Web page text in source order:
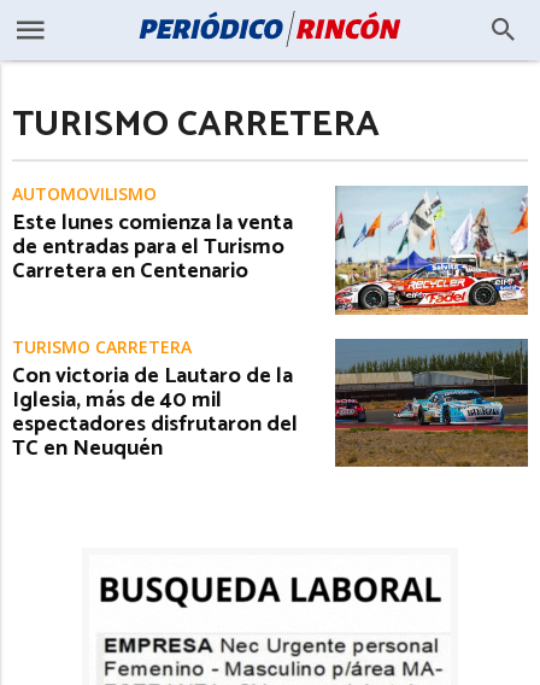
TURISMO CARRETERA
AUTOMOVILISMO
Este lunes comienza la venta
de entradas para el Turismo
Carretera en Centenario
TURISMO CARRETERA
Con victoria de Lautaro de la
Iglesia, más de 40 mil
espectadores disfrutaron del
TC en Neuquén